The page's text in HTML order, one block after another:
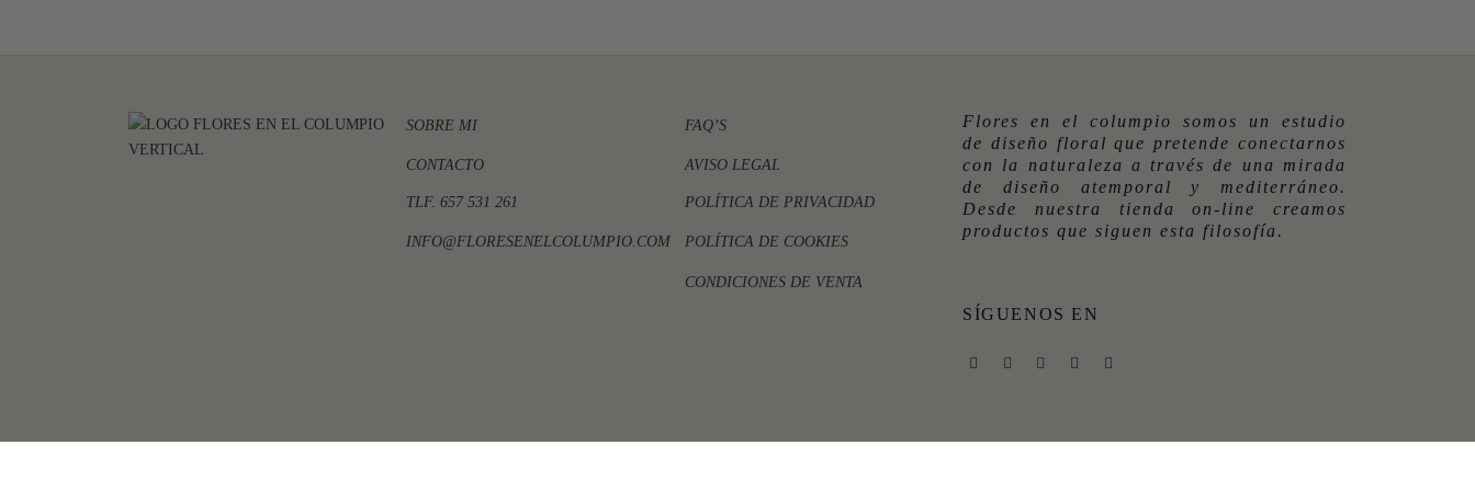
Flores en el columpio somos un estudio
de diseño floral que pretende conectarnos
con la naturaleza a través de una mirada
de diseño atemporal y mediterráneo.
Desde nuestra tienda on-line creamos
productos que siguen esta filosofía.
SÍGUENOS EN
SOBRE MI
CONTACTO
TLF. 657 531 261
INFO@FLORESENELCOLUMPIO.COM
FAQ’S
AVISO LEGAL
POLÍTICA DE PRIVACIDAD
POLÍTICA DE COOKIES
CONDICIONES DE VENTA